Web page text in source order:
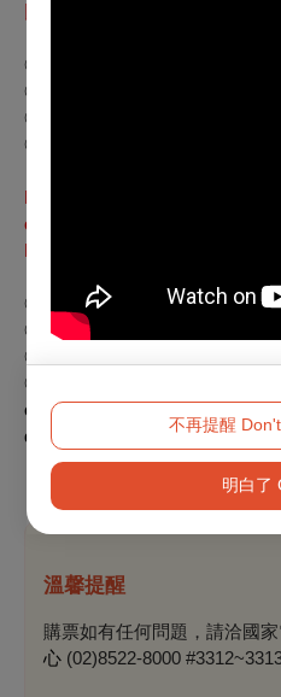
不再提醒
明白了
◎ 全票｜220元／張
◎ TFAI會員票｜學生票 180元／
◎ 孩童票｜敬老票 110元／張
◎ 身心障礙票｜本場次設有身心
Monthly Ticket Bundle: NTD
of the program (excluding
Hit Me Hard and Soft: The Tour
◎ General: NTD 220/Ticket
◎ TFAI Member or Student:
◎ Child or Senior Citizen: NTD
◎ Person with Disability: Free
organized screenings, please
detail.
溫馨提醒
購票如有任何問題，請洽國
心 (02)8522-8000